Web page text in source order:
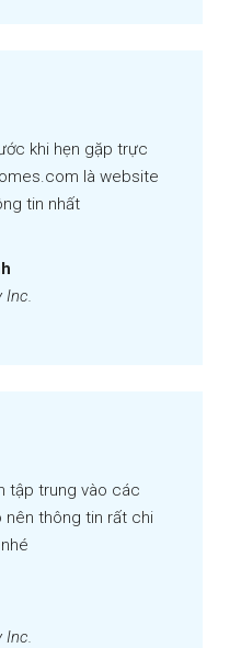
khi hẹn gặp trực
là website
tin nhất
Inc.
tập trung vào các
thông tin rất chi
Inc.